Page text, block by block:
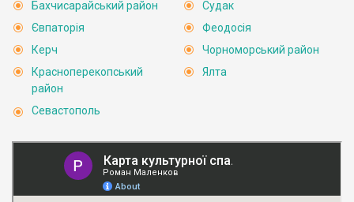
Бахчисарайський район
Євпаторія
Керч
Красноперекопський
район
Севастополь
Судак
Феодосія
Чорноморський район
Ялта